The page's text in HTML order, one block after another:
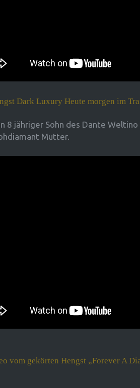
Dark Luxury Heute morgen im
8 jähriger Sohn des Dante
Mutter.
vom gekörten Hengst „Forever A